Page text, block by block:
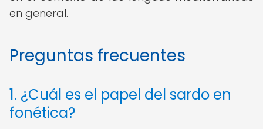
en general.
Preguntas frecuentes
1. ¿Cuál es el papel del sardo en
fonética?